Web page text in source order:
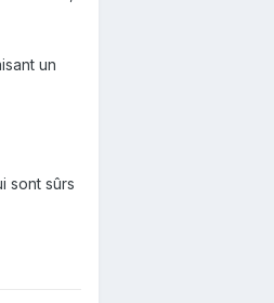
un
sont sûrs